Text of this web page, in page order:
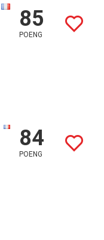
85
POENG
84
POENG